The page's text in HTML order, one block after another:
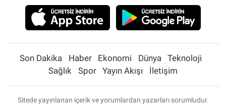
Son Dakika Haber Ekonomi Dünya
Teknoloji
Sağlık
Spor Yayın Akışı İletişim
Sitede yayınlanan içerik ve yorumlardan yazarları sorumludur.